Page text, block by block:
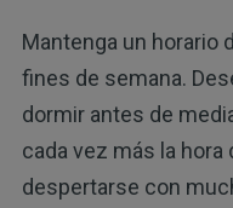
Mantenga un horario
fines de semana.
dormir antes de
cada vez más la
despertarse con